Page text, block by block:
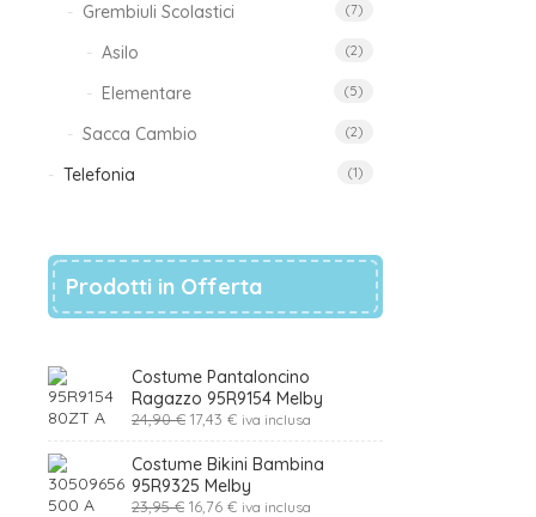
Grembiuli Scolastici (7)
Asilo (2)
Elementare (5)
Sacca Cambio (2)
Telefonia (1)
Prodotti in Offerta
Costume Pantaloncino
Ragazzo 95R9154 Melby
24,90€ Il
originale
era:
24,90 €.
17,43 €Il
attuale
è:
17,43 €.
iva inclusa
Costume Bikini Bambina
95R9325 Melby
23,95€ Il16,76 €Il iva inclusa